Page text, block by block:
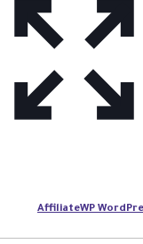
AffiliateWP